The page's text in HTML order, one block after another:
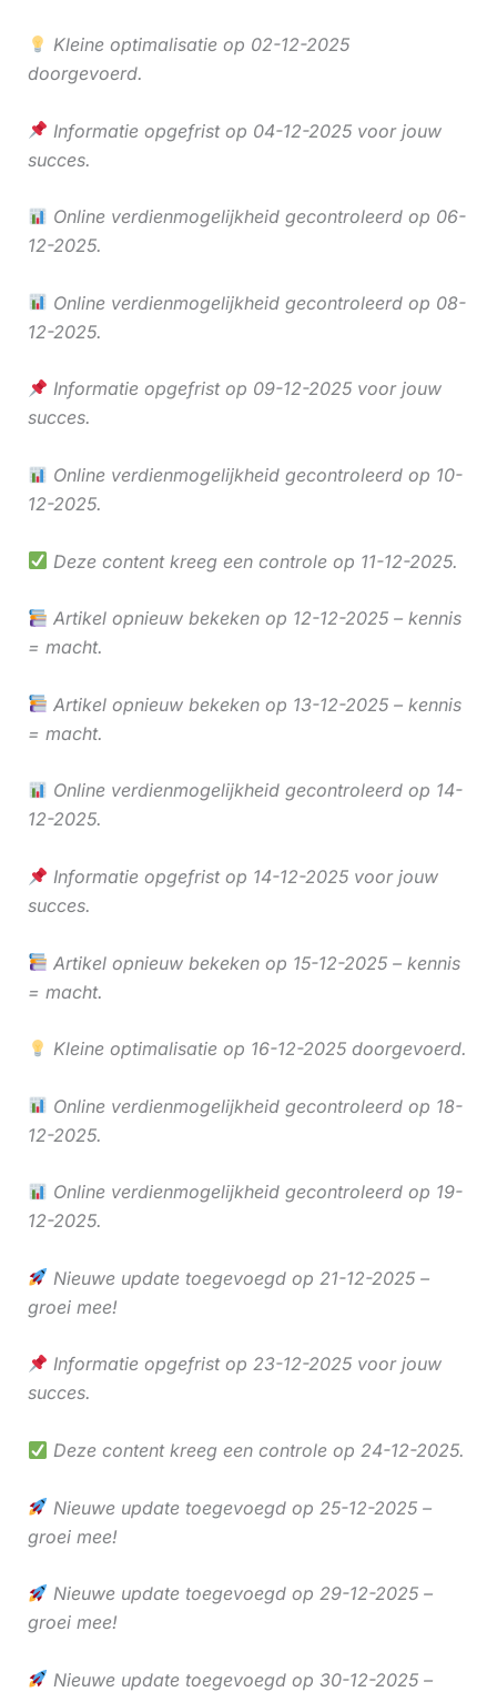
Kleine optimalisatie op 02-12-2025
doorgevoerd.
Informatie opgefrist op 04-12-2025 voor jouw
succes.
Online verdienmogelijkheid gecontroleerd op 06-
12-2025.
Online verdienmogelijkheid gecontroleerd op 08-
12-2025.
Informatie opgefrist op 09-12-2025 voor jouw
succes.
Online verdienmogelijkheid gecontroleerd op 10-
12-2025.
Deze content kreeg een controle op 11-12-2025.
Artikel opnieuw bekeken op 12-12-2025 – kennis
= macht.
Artikel opnieuw bekeken op 13-12-2025 – kennis
= macht.
Online verdienmogelijkheid gecontroleerd op 14-
12-2025.
Informatie opgefrist op 14-12-2025 voor jouw
succes.
Artikel opnieuw bekeken op 15-12-2025 – kennis
= macht.
Kleine optimalisatie op 16-12-2025 doorgevoerd.
Online verdienmogelijkheid gecontroleerd op 18-
12-2025.
Online verdienmogelijkheid gecontroleerd op 19-
12-2025.
Nieuwe update toegevoegd op 21-12-2025 –
groei mee!
Informatie opgefrist op 23-12-2025 voor jouw
succes.
Deze content kreeg een controle op 24-12-2025.
Nieuwe update toegevoegd op 25-12-2025 –
groei mee!
Nieuwe update toegevoegd op 29-12-2025 –
groei mee!
Nieuwe update toegevoegd op 30-12-2025 –